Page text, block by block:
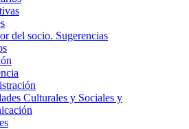
del socio. Sugerencias
Culturales y Sociales y